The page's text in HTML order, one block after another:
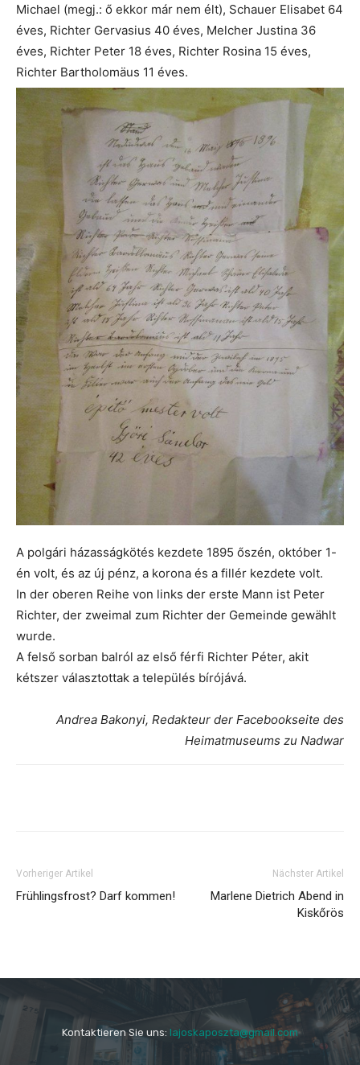
Michael (megj.: ő ekkor már nem élt), Schauer Elisabet 64
éves, Richter Gervasius 40 éves, Melcher Justina 36
éves, Richter Peter 18 éves, Richter Rosina 15 éves,
Richter Bartholomäus 11 éves.
A polgári házasságkötés kezdete 1895 őszén, október 1-
én volt, és az új pénz, a korona és a fillér kezdete volt.
In der oberen Reihe von links der erste Mann ist Peter
Richter, der zweimal zum Richter der Gemeinde gewählt
wurde.
A felső sorban balról az első férfi Richter Péter, akit
kétszer választottak a település bírójává.
Andrea Bakonyi, Redakteur der Facebookseite des
Heimatmuseums zu Nadwar
Vorheriger Artikel
Frühlingsfrost? Darf kommen!
Nächster Artikel
Marlene Dietrich Abend in
Kiskőrös
Kontaktieren Sie uns: lajoskaposzta@gmail.com